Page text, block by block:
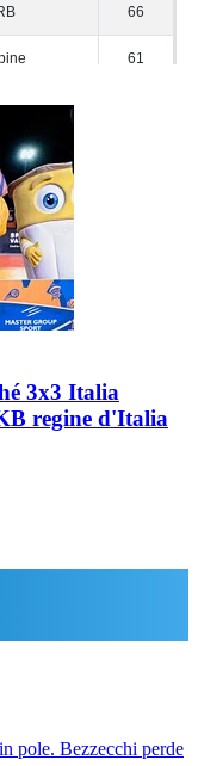
3x3 Italia
regine d'Italia
pole. Bezzecchi perde